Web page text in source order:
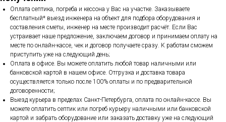
Оплата септика, погреба и кессона у Вас на участке. Заказываете
бесплатный* выезд инженера на объект для подбора оборудования и
составления сметы, инженер на месте производит расчёт. Если Вас
устраивает наше предложение, заключаем договор и принимаем оплату на
месте по онлайн-кассе, чек и договор получаете сразу. К работам сможем
приступить уже на следующий день;
Оплата в офисе. Вы можете оплатить любой товар наличными или
банковской картой в нашем офисе. Отгрузка и доставка товара
осуществляется только после 100% оплаты и по предварительной
договоренности;
Выезд курьера в пределах Санкт-Петербурга, оплата по онлайн-кассе. Вы
можете оплатить септик или погреб курьеру наличными или банковской
картой и забрать оборудование или заказать доставку уже на следующий